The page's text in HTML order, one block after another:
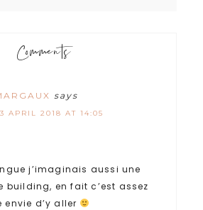
Comments
says
APRIL 2018 AT 14:05
j’imaginais aussi une
building, en fait c’est assez
d’y aller